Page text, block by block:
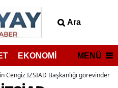
Ara
EKONOMİ MENÜ
Cengiz İZSİAD Başkanlığı görevinden